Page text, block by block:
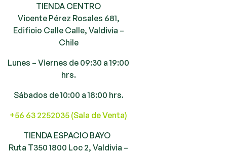
TIENDA CENTRO
Vicente Pérez Rosales 681,
Edificio Calle Calle, Valdivia –
Chile
Lunes – Viernes de 09:30 a 19:00
hrs.
Sábados de 10:00 a 18:00 hrs.
+56 63 2252035 (Sala de Venta)
TIENDA ESPACIO BAYO
Ruta T350 1800 Loc 2, Valdivia –